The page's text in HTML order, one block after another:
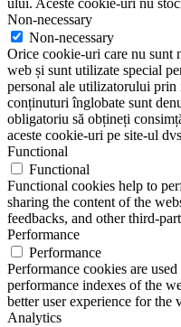
ului. Aceste cookie-uri nu
Non-necessary
Non-necessary
Orice cookie-uri care nu sunt
web și sunt utilizate special
personal ale utilizatorului
conținuturi înglobate sunt
obligatoriu să obțineți
aceste cookie-uri pe site-ul
Functional
Functional
Functional cookies help to
sharing the content of the
feedbacks, and other third-
Performance
Performance
Performance cookies are
performance indexes of the
better user experience for the
Analytics